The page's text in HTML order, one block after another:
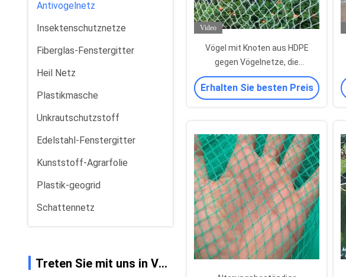
Antivogelnetz
Insektenschutznetze
Fiberglas-Fenstergitter
Heil Netz
Plastikmasche
Unkrautschutzstoff
Edelstahl-Fenstergitter
Kunststoff-Agrarfolie
Plastik-geogrid
Schattennetz
Treten Sie mit uns in Verbindung
Video
Vögel mit Knoten aus HDPE
gegen Vögelnetze, die
Obstbäume fangen
Erhalten Sie besten Preis